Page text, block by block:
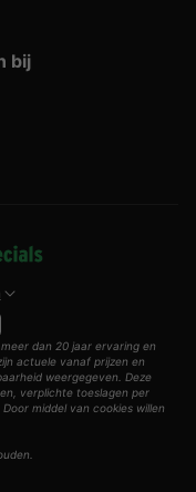
bij
dan 20 jaar ervaring en
actuele vanaf prijzen en
weergegeven. Deze
verplichte toeslagen per
middel van cookies willen